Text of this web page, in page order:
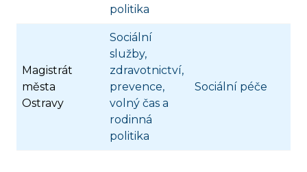
politika
Magistrát
města
Ostravy
Sociální
služby,
zdravotnictví,
prevence,
volný čas a
rodinná
politika
Sociální péče